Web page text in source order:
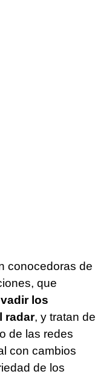
conocedoras de
que
los
radar, y tratan de
de las redes
con cambios
de los